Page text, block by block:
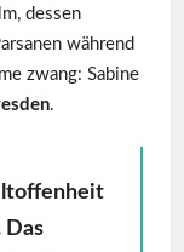
dessen
während
zwang: Sabine
.
Das